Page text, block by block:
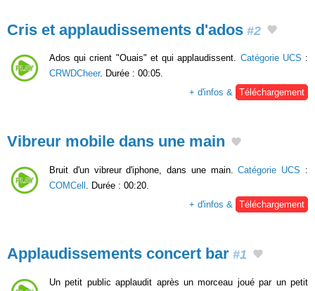
Cris et applaudissements d'ados #2
Ados qui crient "Ouais" et qui applaudissent. Catégorie UCS :
CRWDCheer. Durée : 00:05.
+ d'infos & Téléchargement
Vibreur mobile dans une main
Bruit d'un vibreur d'iphone, dans une main.Catégorie UCS :
COMCell
. Durée : 00:20.
+ d'infos &
Téléchargement
Applaudissements concert bar #1
Un petit public applaudit après un morceau joué par un petit